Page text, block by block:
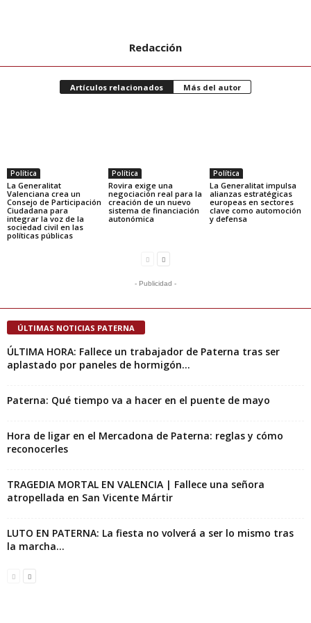
Redacción
Artículos relacionados Más del autor
Política
La Generalitat
Valenciana crea un
Consejo de Participación
Ciudadana para
integrar la voz de la
sociedad civil en las
políticas públicas
Política
Rovira exige una
negociación real para la
creación de un nuevo
sistema de financiación
autonómica
Política
La Generalitat impulsa
alianzas estratégicas
europeas en sectores
clave como automoción
y defensa
- Publicidad -
ÚLTIMAS NOTICIAS PATERNA
ÚLTIMA HORA: Fallece un trabajador de Paterna tras ser
aplastado por paneles de hormigón...
Paterna: Qué tiempo va a hacer en el puente de mayo
Hora de ligar en el Mercadona de Paterna: reglas y cómo
reconocerles
TRAGEDIA MORTAL EN VALENCIA | Fallece una señora
atropellada en San Vicente Mártir
LUTO EN PATERNA: La fiesta no volverá a ser lo mismo tras
la marcha...